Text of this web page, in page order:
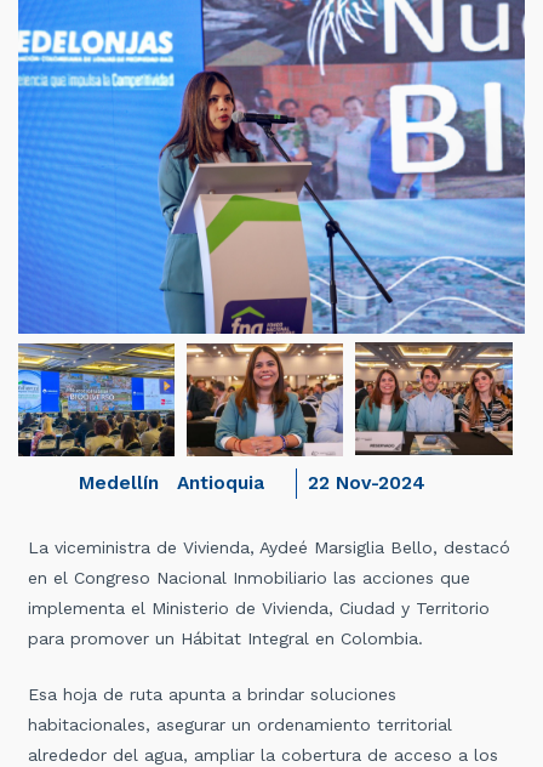
Antioquia
Medellín 22 Nov-2024
La viceministra de Vivienda, Aydeé Marsiglia Bello, destacó
en el Congreso Nacional Inmobiliario las acciones que
implementa el Ministerio de Vivienda, Ciudad y Territorio
para promover un Hábitat Integral en Colombia.
Esa hoja de ruta apunta a brindar soluciones
habitacionales, asegurar un ordenamiento territorial
alrededor del agua, ampliar la cobertura de acceso a los